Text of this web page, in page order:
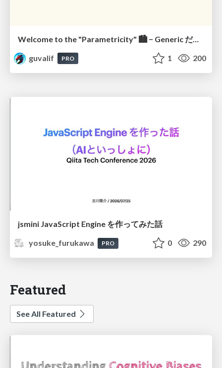
Welcome to the "Parametricity" 🏙️ − Generic だけど Specific な世界 −
guvalif
PRO 1 200
jsmini JavaScript Engine を作ってみた話
yosuke_furukawa
PRO 0 290
Featured
See All Featured